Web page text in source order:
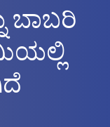
ಬಾಬರಿ